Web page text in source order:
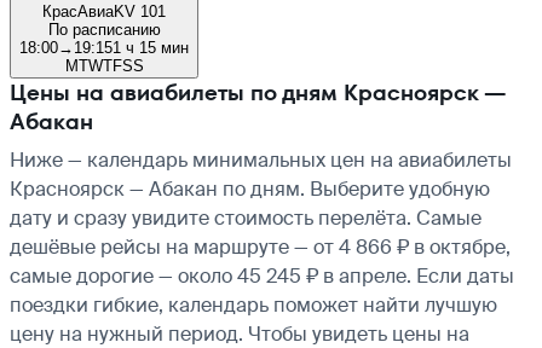
КрасАвиаKV 101
По расписанию
18:00→ 19:151 ч 15 мин
MTWTFSS
Цены на авиабилеты по дням Красноярск —
Абакан
Ниже — календарь минимальных цен на авиабилеты
Красноярск — Абакан по дням. Выберите удобную
дату и сразу увидите стоимость перелёта. Самые
дешёвые рейсы на маршруте — от 4 866 ₽ в октябре,
самые дорогие — около 45 245 ₽ в апреле. Если даты
поездки гибкие, календарь поможет найти лучшую
цену на нужный период. Чтобы увидеть цены на